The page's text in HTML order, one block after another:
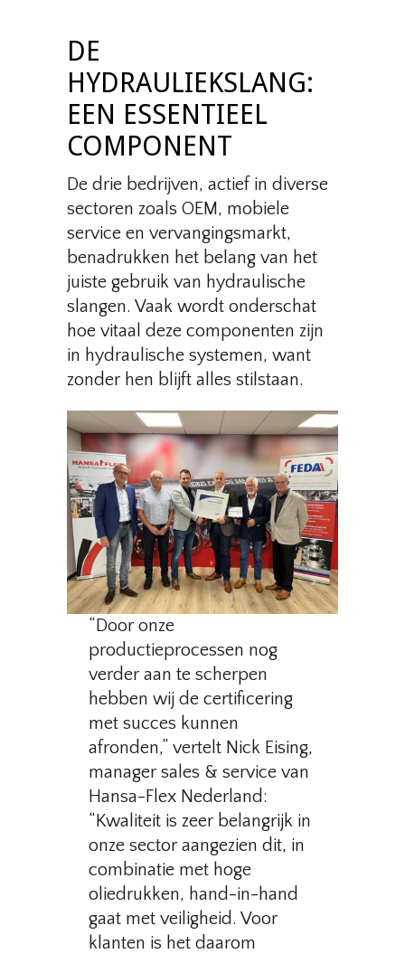
DE
HYDRAULIEKSLANG:
EEN ESSENTIEEL
COMPONENT
De drie bedrijven, actief in diverse
sectoren zoals OEM, mobiele
service en vervangingsmarkt,
benadrukken het belang van het
juiste gebruik van hydraulische
slangen. Vaak wordt onderschat
hoe vitaal deze componenten zijn
in hydraulische systemen, want
zonder hen blijft alles stilstaan.
“Door onze
productieprocessen nog
verder aan te scherpen
hebben wij de certificering
met succes kunnen
afronden,” vertelt Nick Eising,
manager sales & service van
Hansa-Flex Nederland:
“Kwaliteit is zeer belangrijk in
onze sector aangezien dit, in
combinatie met hoge
oliedrukken, hand-in-hand
gaat met veiligheid. Voor
klanten is het daarom